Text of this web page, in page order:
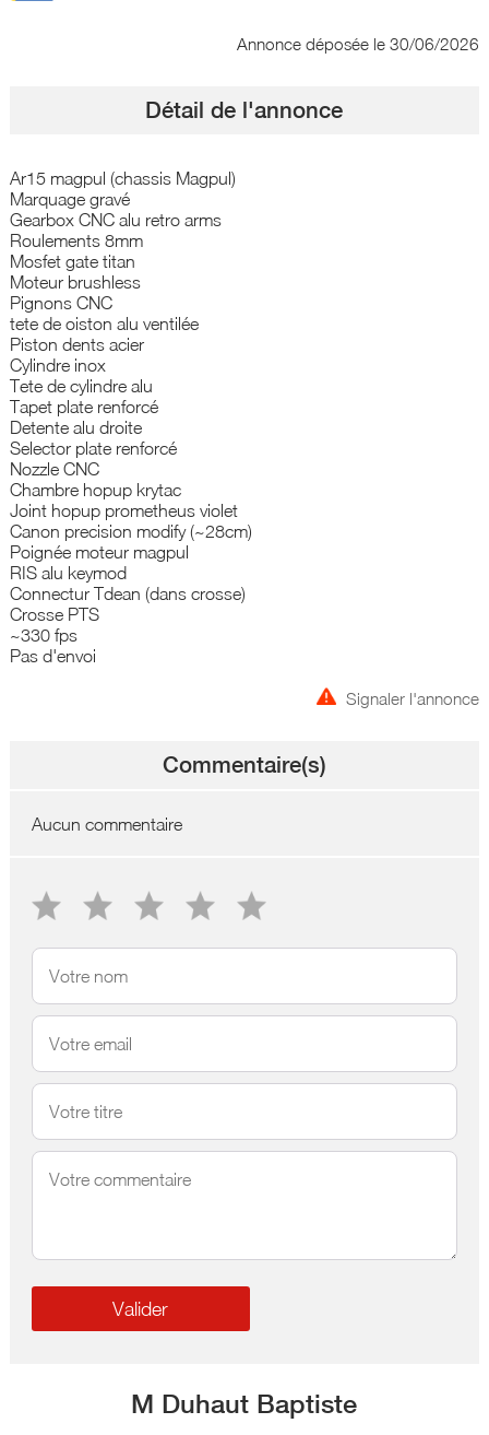
Annonce déposée le 30/06/2026
Détail de l'annonce
Ar15 magpul (chassis Magpul)
Marquage gravé
Gearbox CNC alu retro arms
Roulements 8mm
Mosfet gate titan
Moteur brushless
Pignons CNC
tete de oiston alu ventilée
Piston dents acier
Cylindre inox
Tete de cylindre alu
Tapet plate renforcé
Detente alu droite
Selector plate renforcé
Nozzle CNC
Chambre hopup krytac
Joint hopup prometheus violet
Canon precision modify (~28cm)
Poignée moteur magpul
RIS alu keymod
Connectur Tdean (dans crosse)
Crosse PTS
~330 fps
Pas d'envoi
Signaler l'annonce
Commentaire(s)
Aucun commentaire
M Duhaut Baptiste